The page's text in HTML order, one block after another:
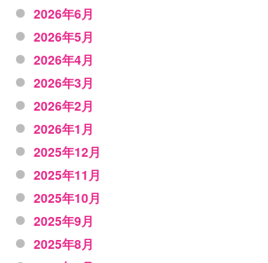
2026年6月
2026年5月
2026年4月
2026年3月
2026年2月
2026年1月
2025年12月
2025年11月
2025年10月
2025年9月
2025年8月